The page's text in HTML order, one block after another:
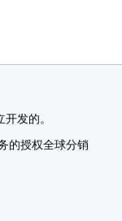
发的。
的授权全球分销